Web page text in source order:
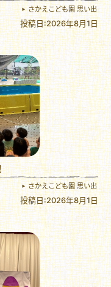
さかえこども園 思い出
投稿日:2026年8月1日
さかえこども園 思い出
投稿日:2026年8月1日